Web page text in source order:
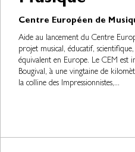
Centre Européen de
Aide au lancement du Centre
projet musical, éducatif,
équivalent en Europe. Le CEM est
Bougival, à une vingtaine de
la colline des Impressionnistes,...